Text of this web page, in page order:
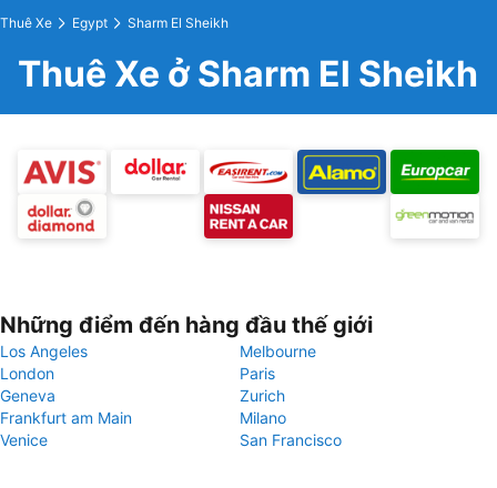
Thuê Xe Egypt Sharm El Sheikh
Thuê Xe ở Sharm El Sheikh
Những điểm đến hàng đầu thế giới
Los Angeles
Melbourne
London
Paris
Geneva
Zurich
Frankfurt am Main
Milano
Venice
San Francisco